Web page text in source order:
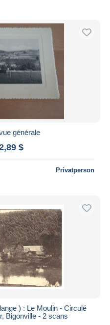
générale
$
Privatperson
) : Le Moulin - Circulé
Bigonville - 2 scans